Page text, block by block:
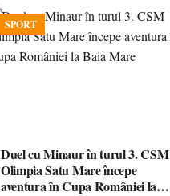
SPORT
Duel cu Minaur în turul 3. CSM
Olimpia Satu Mare începe
aventura în Cupa României la